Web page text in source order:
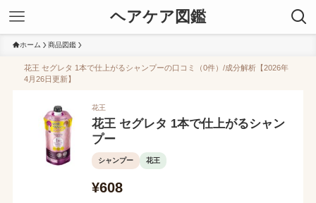
ヘアケア図鑑
ホーム 商品図鑑
花王 セグレタ 1本で仕上がるシャンプーの口コミ（0件）/成分解析【2026年
4月26日更新】
花王
花王 セグレタ 1本で仕上がるシャン
プー
シャンプー 花王
¥608